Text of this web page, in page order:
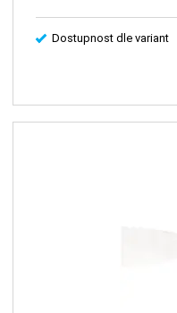
Dostupnost dle variant